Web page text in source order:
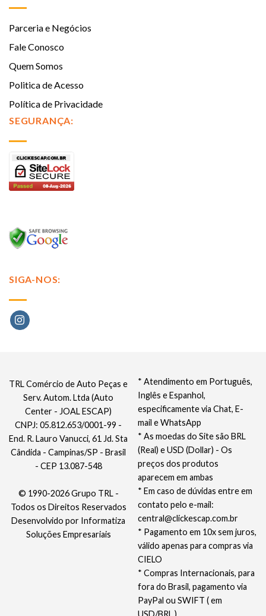
Parceria e Negócios
Fale Conosco
Quem Somos
Politica de Acesso
Política de Privacidade
SEGURANÇA:
SIGA-NOS:
* Atendimento em Português,
Inglês e Espanhol,
especificamente via Chat, E-
mail e WhatsApp
* As moedas do Site são BRL
(Real) e USD (Dollar) - Os
preços dos produtos
aparecem em ambas
* Em caso de dúvidas entre em
contato pelo e-mail:
central@clickescap.com.br
* Pagamento em 10x sem juros,
válido apenas para compras via
CIELO
* Compras Internacionais, para
fora do Brasil, pagamento via
PayPal ou SWIFT ( em
USD/BRL )
TRL Comércio de Auto Peças e
Serv. Autom. Ltda (Auto
Center - JOAL ESCAP)
CNPJ: 05.812.653/0001-99 -
End. R. Lauro Vanucci, 61 Jd. Sta
Cândida - Campinas/SP - Brasil
- CEP 13.087-548
© 1990-2026 Grupo TRL -
Todos os Direitos Reservados
Desenvolvido por Informatiza
Soluções Empresariais